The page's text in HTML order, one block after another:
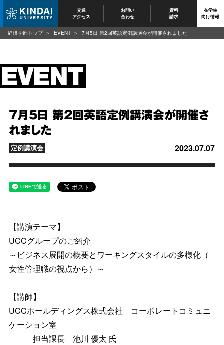
交通
アクセス
お問い
合わせ
資料
請求
在学生
向け情報
7月5日 第2回英語定例講演会が開催さ
れました
2023.07.07
定例講演会
【講演テーマ】
UCCグループのご紹介
～ビジネス展開の概要とワーキングスタイルの多様化（
女性管理職の視点から）～
【講師】
UCCホールディングス株式会社 コーポレートコミュニ
ケーション室
担当課長 池川 優太 氏
経済学部トップ EVENT 7月5日 第2回英語定例講演会が開催されました